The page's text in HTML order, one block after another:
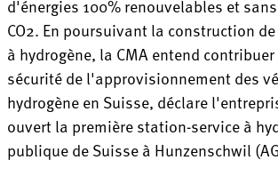
d'énergies 100% renouvelables et
CO2. En poursuivant la construction
à hydrogène, la CMA entend
sécurité de l'approvisionnement des
hydrogène en Suisse, déclare
ouvert la première station-service à
publique de Suisse à Hunzenschwil